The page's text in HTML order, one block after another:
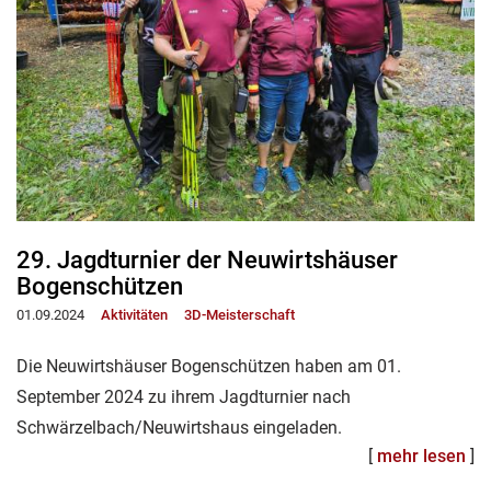
29. Jagdturnier der Neuwirtshäuser
Bogenschützen
01.09.2024 Aktivitäten 3D-Meisterschaft
Die Neuwirtshäuser Bogenschützen haben am 01.
September 2024 zu ihrem Jagdturnier nach
Schwärzelbach/Neuwirtshaus eingeladen.
[ mehr lesen ]